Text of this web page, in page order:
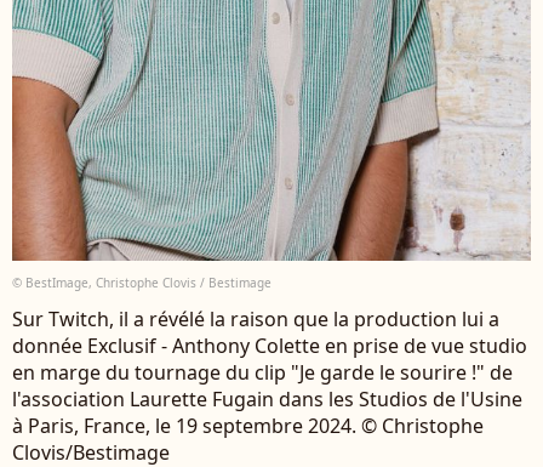
© BestImage, Christophe Clovis / Bestimage
Sur Twitch, il a révélé la raison que la production lui a
donnée Exclusif - Anthony Colette en prise de vue studio
en marge du tournage du clip "Je garde le sourire !" de
l'association Laurette Fugain dans les Studios de l'Usine
à Paris, France, le 19 septembre 2024. © Christophe
Clovis/Bestimage